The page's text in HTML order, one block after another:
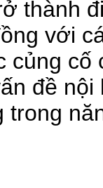
thành
với
củng
đề
trong